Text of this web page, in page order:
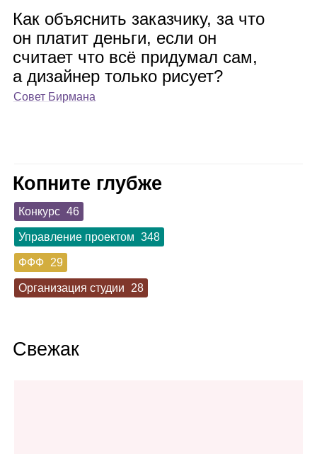
Как объ­яс­нить заказ­чику, за что
он пла­тит деньги, если он
счи­тает что всё при­ду­мал сам,
а дизай­нер только рисует?
Совет Бирмана
Копните глубже
Конкурс 46
Управление проектом 348
ФФФ 29
Организация студии 28
Свежак